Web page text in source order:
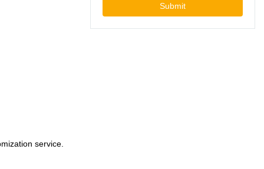
Submit
service.